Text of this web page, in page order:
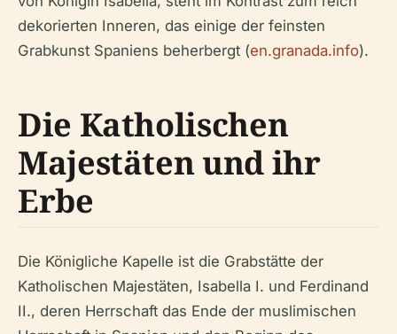
dekorierten Inneren, das einige der feinsten
Grabkunst Spaniens beherbergt (en.granada.info).
Die Katholischen
Majestäten und ihr
Erbe
Die Königliche Kapelle ist die Grabstätte der
Katholischen Majestäten, Isabella I. und Ferdinand
II., deren Herrschaft das Ende der muslimischen